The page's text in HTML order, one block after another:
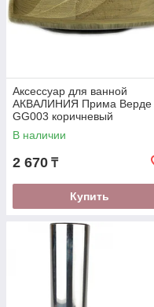
Аксессуар для ванной
АКВАЛИНИЯ Прима Верде
GG003 коричневый
В наличии
2 670 ₸
Купить